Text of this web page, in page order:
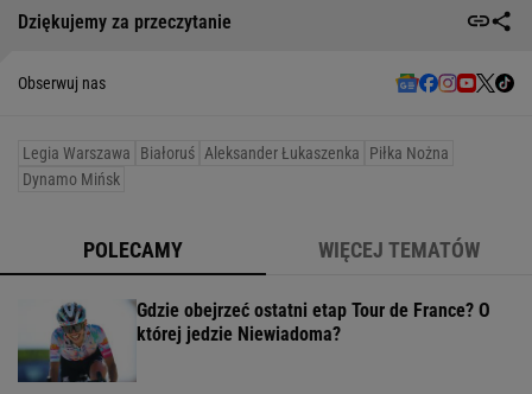
Dziękujemy za przeczytanie
Obserwuj nas
Legia Warszawa Białoruś Aleksander Łukaszenka
Piłka Nożna
Dynamo Mińsk
POLECAMY WIĘCEJ TEMATÓW
Gdzie obejrzeć ostatni etap Tour de France? O
której jedzie Niewiadoma?